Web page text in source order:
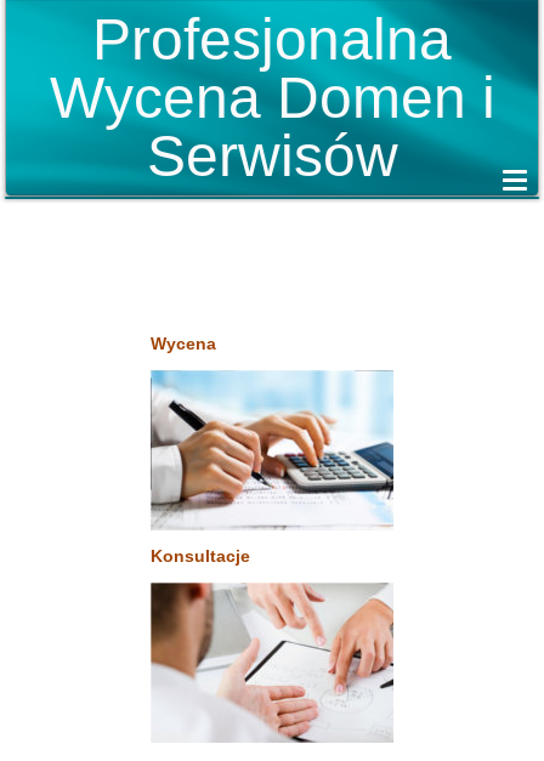
Profesjonalna
Wycena Domen i
Serwisów
Wycena
Konsultacje